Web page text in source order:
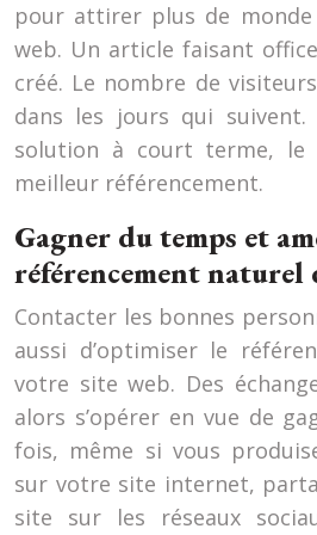
pour attirer plus de
web. Un article faisant
créé. Le nombre de
dans les jours qui suivent.
solution à court terme, le
meilleur référencement.
Gagner du temps et
référencement naturel
Contacter les bonnes
aussi d’optimiser le
votre site web. Des
alors s’opérer en vue de
fois, même si vous
sur votre site internet,
site sur les réseaux